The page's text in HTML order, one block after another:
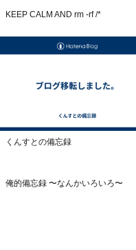
KEEP CALM AND rm -rf /*
くんすとの備忘録
俺的備忘録 〜なんかいろいろ〜